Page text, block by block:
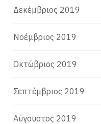
Δεκέμβριος 2019
Νοέμβριος 2019
Οκτώβριος 2019
Σεπτέμβριος 2019
Αύγουστος 2019